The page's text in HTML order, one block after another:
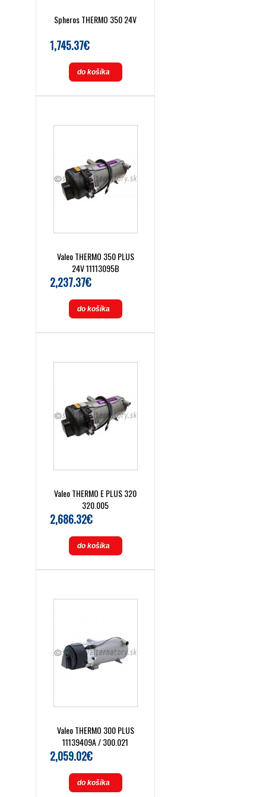
Spheros THERMO 350 24V
1,745.37€
do košíka
Valeo THERMO 350 PLUS
24V 11113095B
2,237.37€
do košíka
Valeo THERMO E PLUS 320
320.005
2,686.32€
do košíka
Valeo THERMO 300 PLUS
11139409A / 300.021
2,059.02€
do košíka